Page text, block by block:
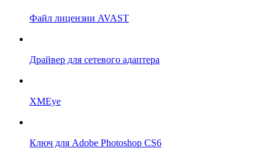
Файл лицензии AVAST
Драйвер для сетевого адаптера
XMEye
Ключ для Adobe Photoshop CS6